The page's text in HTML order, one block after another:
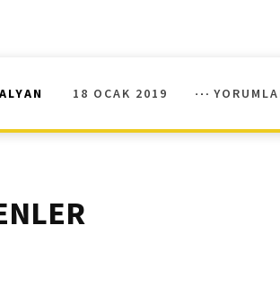
18 OCAK 2019